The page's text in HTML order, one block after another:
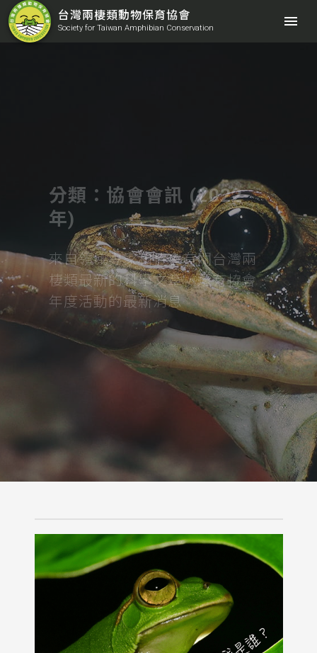
台灣兩棲類動物保育協會
Society for Taiwan Amphibian Conservation menu
分類：協會會訊 (2022
年)
來自領域專家和協會有關台灣兩
棲類最新的科學文章，還有協會
年度活動的最新消息